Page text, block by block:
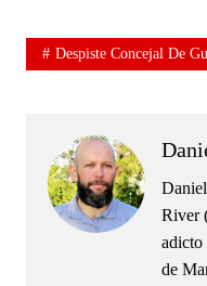
Despiste Concejal De
River
adicto
de